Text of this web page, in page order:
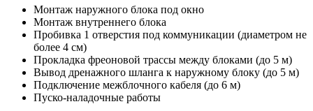
Монтаж наружного блока под окно
Монтаж внутреннего блока
Пробивка 1 отверстия под коммуникации (диаметром не
более 4 см)
Прокладка фреоновой трассы между блоками (до 5 м)
Вывод дренажного шланга к наружному блоку (до 5 м)
Подключение межблочного кабеля (до 6 м)
Пуско-наладочные работы